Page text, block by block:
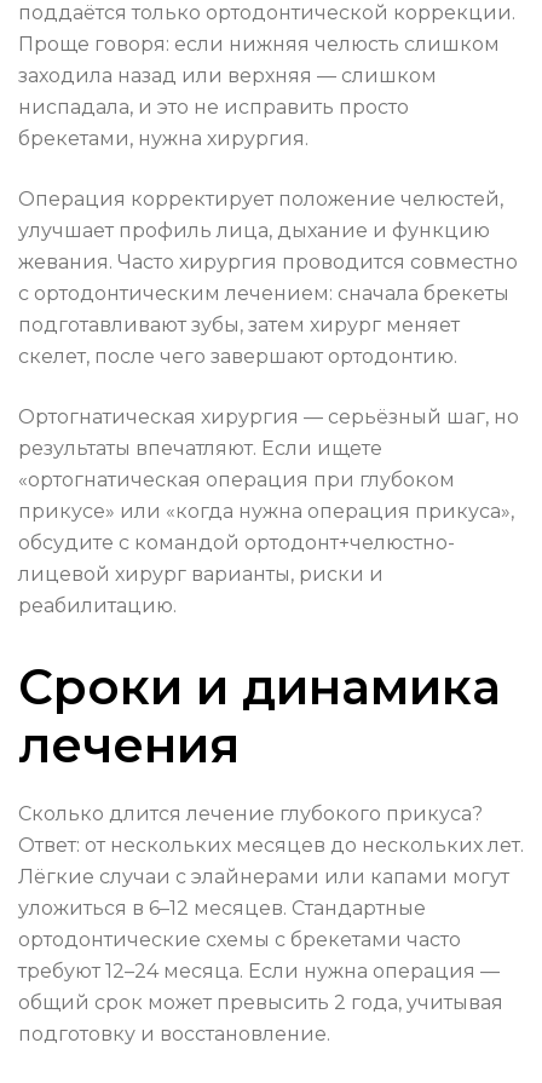
поддаётся только ортодонтической коррекции.
Проще говоря: если нижняя челюсть слишком
заходила назад или верхняя — слишком
ниспадала, и это не исправить просто
брекетами, нужна хирургия.
Операция корректирует положение челюстей,
улучшает профиль лица, дыхание и функцию
жевания. Часто хирургия проводится совместно
с ортодонтическим лечением: сначала брекеты
подготавливают зубы, затем хирург меняет
скелет, после чего завершают ортодонтию.
Ортогнатическая хирургия — серьёзный шаг, но
результаты впечатляют. Если ищете
«ортогнатическая операция при глубоком
прикусе» или «когда нужна операция прикуса»,
обсудите с командой ортодонт+челюстно-
лицевой хирург варианты, риски и
реабилитацию.
Сроки и динамика
лечения
Сколько длится лечение глубокого прикуса?
Ответ: от нескольких месяцев до нескольких лет.
Лёгкие случаи с элайнерами или капами могут
уложиться в 6–12 месяцев. Стандартные
ортодонтические схемы с брекетами часто
требуют 12–24 месяца. Если нужна операция —
общий срок может превысить 2 года, учитывая
подготовку и восстановление.